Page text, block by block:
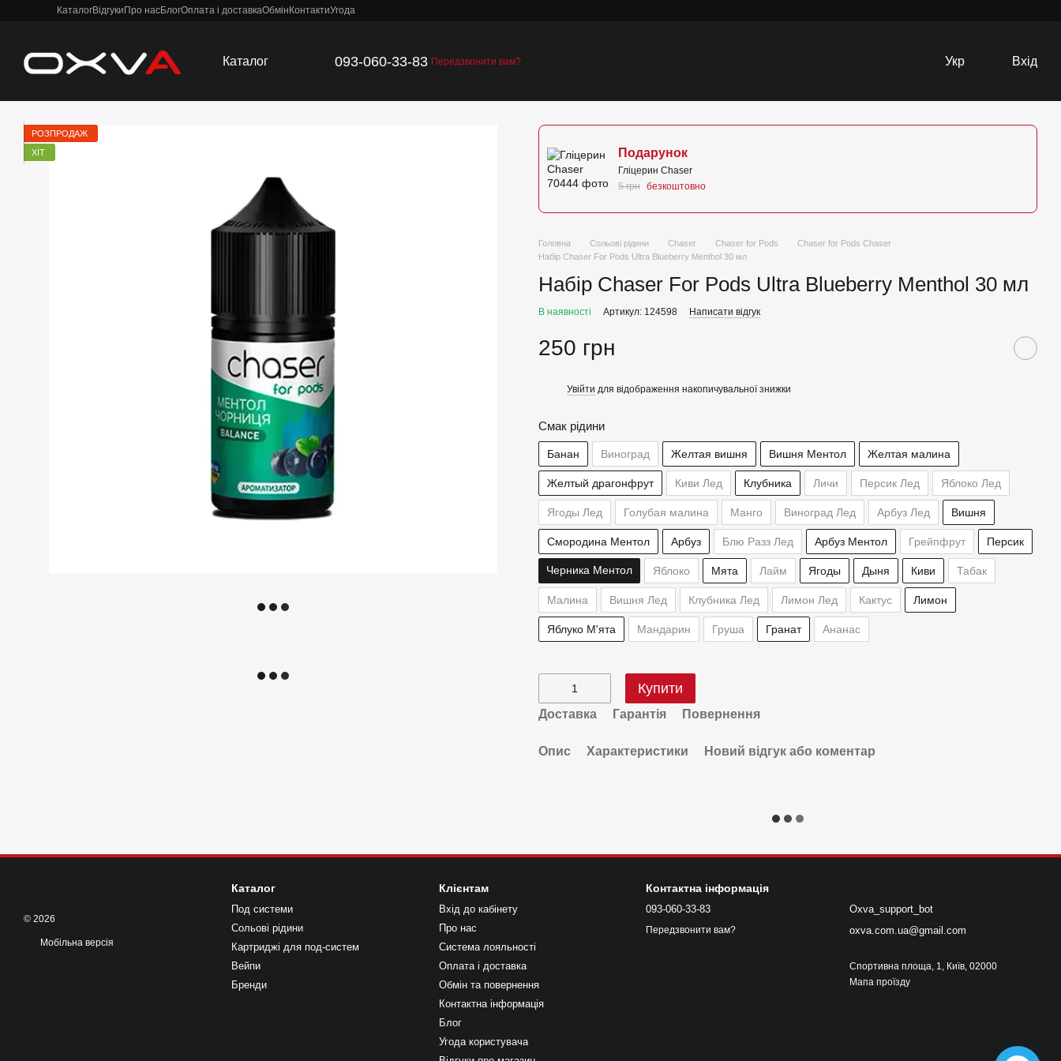
Перейти к основному контенту
КаталогВідгуки Про насБлогОплата і доставкаОбмін КонтактиУгода
Каталог 093-060-33-83 Передзвонити вам? Укр Вхід
РОЗПРОДАЖ
ХІТ
Подарунок
Гліцерин Chaser
5 грн безкоштовно
Головна Сольові рідини Chaser Chaser for Pods
Chaser for Pods Chaser
Набір Chaser For Pods Ultra Blueberry Menthol 30 мл
Набір Chaser For Pods Ultra Blueberry Menthol 30 мл
В наявності Артикул: 124598 Написати відгук
250 грн
Увійти для відображення накопичувальної знижки
Смак рідини
Банан Виноград Желтая вишня Вишня Ментол Желтая малина
Желтый драгонфрут Киви Лед Клубника Личи Персик Лед Яблоко Лед
Ягоды Лед Голубая малина Манго Виноград Лед Арбуз Лед Вишня
Смородина Ментол Арбуз Блю Разз Лед Арбуз Ментол Грейпфрут Персик
Черника Ментол Яблоко Мята Лайм Ягоды Дыня Киви Табак
Малина Вишня Лед Клубника Лед Лимон Лед Кактус Лимон
Яблуко М'ята Мандарин Груша Гранат Ананас
Купити
Доставка Гарантія Повернення
Опис Характеристики Новий відгук або коментар
© 2026
Мобільна версія
Каталог
Под системи
Сольові рідини
Картриджі для под-систем
Вейпи
Бренди
Клієнтам
Вхід до кабінету
Про нас
Система лояльності
Оплата і доставка
Обмін та повернення
Контактна інформація
Блог
Угода користувача
Контактна інформація
093-060-33-83
Передзвонити вам?
Oxva_support_bot
oxva.com.ua@gmail.com
Спортивна площа, 1, Київ, 02000
Мапа проїзду